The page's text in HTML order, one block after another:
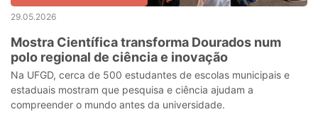
29.05.2026
Mostra Científica transforma Dourados num
polo regional de ciência e inovação
Na UFGD, cerca de 500 estudantes de escolas municipais e
estaduais mostram que pesquisa e ciência ajudam a
compreender o mundo antes da universidade.